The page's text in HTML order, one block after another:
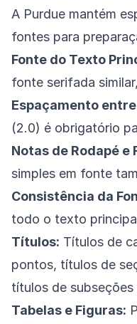
A Purdue mantém
fontes para
Fonte do Texto
fonte serifada
Espaçamento
(2.0) é obrigatório
Notas de Rodapé e
simples em fonte
Consistência da
todo o texto
Títulos: Títulos de
pontos, títulos de
títulos de
Tabelas e Figuras: